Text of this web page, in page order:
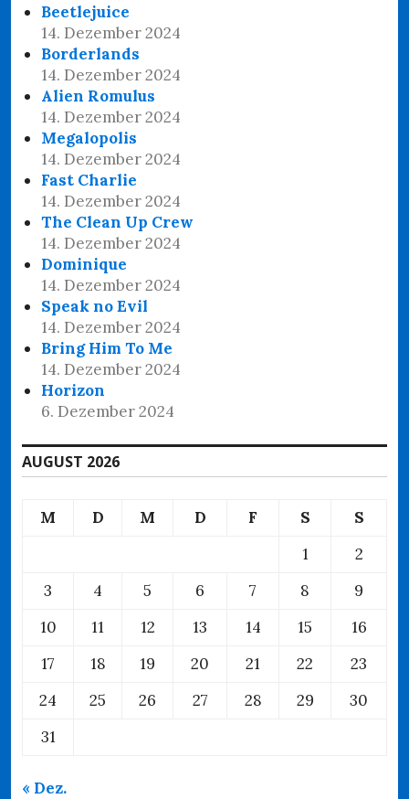
Beetlejuice
14. Dezember 2024
Borderlands
14. Dezember 2024
Alien Romulus
14. Dezember 2024
Megalopolis
14. Dezember 2024
Fast Charlie
14. Dezember 2024
The Clean Up Crew
14. Dezember 2024
Dominique
14. Dezember 2024
Speak no Evil
14. Dezember 2024
Bring Him To Me
14. Dezember 2024
Horizon
6. Dezember 2024
AUGUST 2026
M D M D F S
S
1
2
3
4 5 6 7 8
9
10
11 12 13 14 15
16
17
18 19 20 21 22
23
24
25 26 27 28 29
30
31
« Dez.